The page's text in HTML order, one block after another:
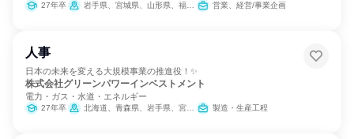
27年卒 岩手県、宮城県、山形県、福島県、茨城県、栃木県、群馬県、埼玉県、千葉県、東京都、神奈川県、新潟県、富山県、石川県、福井県、長野県、岐阜県、静岡県、愛知県、三重県、滋賀県、京都府、大阪府、兵庫県、奈良県、鳥取県、島根県、岡山県、広島県、山口県、愛媛県、高知県、福岡県、長崎県、熊本県、大分県、宮崎県、鹿児島県、沖縄県 営業、経営/事業企画
人事
日本の未来を変える大規模事業の推進役！✨
株式会社グリーンパワーインベストメント
電力・ガス・水道・エネルギー
27年卒 北海道、青森県、岩手県、宮城県、千葉県、東京都、福井県、三重県、滋賀県、島根県、高知県、宮崎県、鹿児島県 製造・生産工程